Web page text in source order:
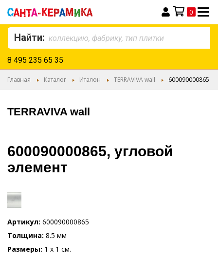
Моя корзина
0
Найти:
8 495 235 65 35
Главная Каталог Италон TERRAVIVA wall 600090000865
TERRAVIVA wall
600090000865, угловой
элемент
Артикул 600090000865
Толщина 8.5 мм
Размеры 1 x 1 см.